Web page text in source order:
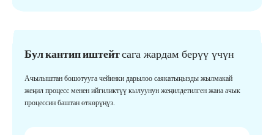
Бул кантип иштейтсага жардам берүү үчүн
Ачылыштан бошотууга чейинки дарылоо саякатыңызды жылмакай
жеңил процесс менен ийгиликтүү кылуунун жеңилдетилген жана ачык
процессин баштан өткөрүңүз.